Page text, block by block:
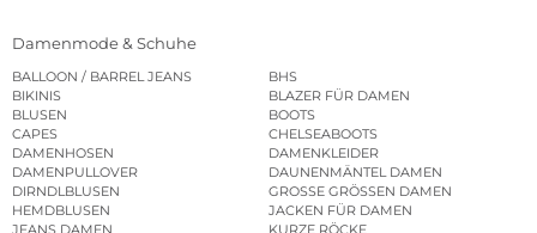
Damenmode & Schuhe
BALLOON / BARREL JEANS
BHS
BIKINIS
BLAZER FÜR DAMEN
BLUSEN
BOOTS
CAPES
CHELSEABOOTS
DAMENHOSEN
DAMENKLEIDER
DAMENPULLOVER
DAUNENMÄNTEL DAMEN
DIRNDLBLUSEN
GROSSE GRÖSSEN DAMEN
HEMDBLUSEN
JACKEN FÜR DAMEN